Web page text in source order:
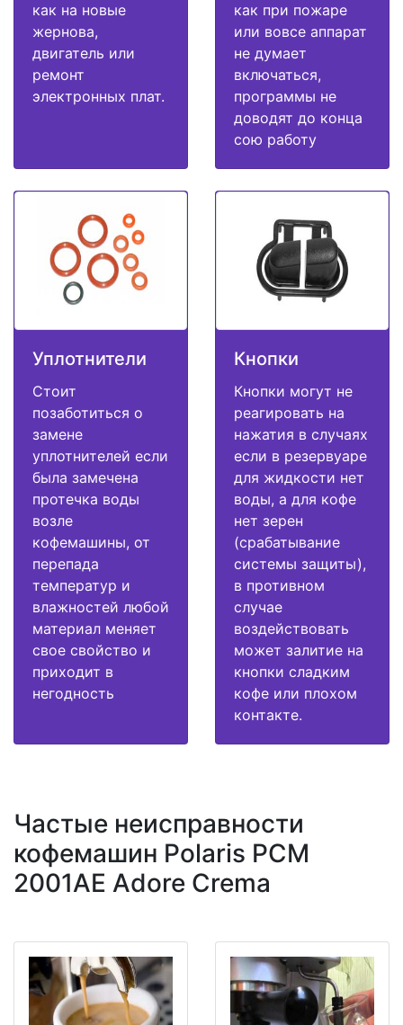
как на новые
жернова,
двигатель или
ремонт
электронных плат.
как при пожаре
или вовсе аппарат
не думает
включаться,
программы не
доводят до конца
сою работу
Уплотнители
Стоит
позаботиться о
замене
уплотнителей если
была замечена
протечка воды
возле
кофемашины, от
перепада
температур и
влажностей любой
материал меняет
свое свойство и
приходит в
негодность
Кнопки
Кнопки могут не
реагировать на
нажатия в случаях
если в резервуаре
для жидкости нет
воды, а для кофе
нет зерен
(срабатывание
системы защиты),
в противном
случае
воздействовать
может залитие на
кнопки сладким
кофе или плохом
контакте.
Частые неисправности
кофемашин Polaris PCM
2001AE Adore Crema